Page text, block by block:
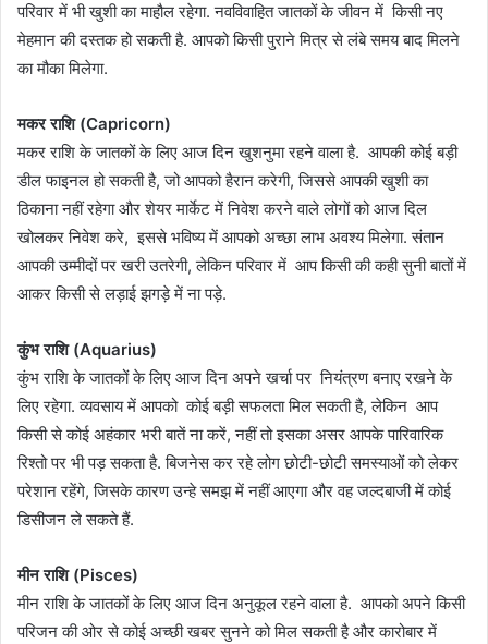
परिवार में भी खुशी का माहौल रहेगा. नवविवाहित जातकों के जीवन में किसी नए
मेहमान की दस्तक हो सकती है. आपको किसी पुराने मित्र से लंबे समय बाद मिलने
का मौका मिलेगा.
मकर राशि (Capricorn)
मकर राशि के जातकों के लिए आज दिन खुशनुमा रहने वाला है. आपकी कोई बड़ी
डील फाइनल हो सकती है, जो आपको हैरान करेगी, जिससे आपकी खुशी का
ठिकाना नहीं रहेगा और शेयर मार्केट में निवेश करने वाले लोगों को आज दिल
खोलकर निवेश करे, इससे भविष्य में आपको अच्छा लाभ अवश्य मिलेगा. संतान
आपकी उम्मीदों पर खरी उतरेगी, लेकिन परिवार में आप किसी की कही सुनी बातों में
आकर किसी से लड़ाई झगड़े में ना पड़े.
कुंभ राशि (Aquarius)
कुंभ राशि के जातकों के लिए आज दिन अपने खर्चा पर नियंत्रण बनाए रखने के
लिए रहेगा. व्यवसाय में आपको कोई बड़ी सफलता मिल सकती है, लेकिन आप
किसी से कोई अहंकार भरी बातें ना करें, नहीं तो इसका असर आपके पारिवारिक
रिश्तो पर भी पड़ सकता है. बिजनेस कर रहे लोग छोटी-छोटी समस्याओं को लेकर
परेशान रहेंगे, जिसके कारण उन्हे समझ में नहीं आएगा और वह जल्दबाजी में कोई
डिसीजन ले सकते हैं.
मीन राशि (Pisces)
मीन राशि के जातकों के लिए आज दिन अनुकूल रहने वाला है. आपको अपने किसी
परिजन की ओर से कोई अच्छी खबर सुनने को मिल सकती है और कारोबार में